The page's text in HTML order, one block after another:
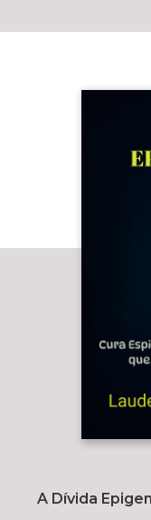
A Dívida